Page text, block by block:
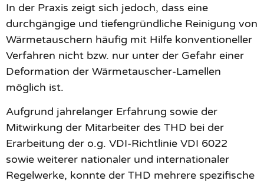
In der Praxis zeigt sich jedoch, dass eine
durchgängige und tiefengründliche Reinigung von
Wärmetauschern häufig mit Hilfe konventioneller
Verfahren nicht bzw. nur unter der Gefahr einer
Deformation der Wärmetauscher-Lamellen
möglich ist.
Aufgrund jahrelanger Erfahrung sowie der
Mitwirkung der Mitarbeiter des THD bei der
Erarbeitung der o.g. VDI-Richtlinie VDI 6022
sowie weiterer nationaler und internationaler
Regelwerke, konnte der THD mehrere spezifische